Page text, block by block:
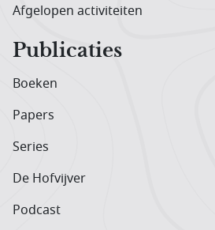
Afgelopen activiteiten
Publicaties
Boeken
Papers
Series
De Hofvijver
Podcast